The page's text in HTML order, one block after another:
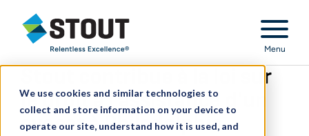
We use cookies and similar technologies to
collect and store information on your device to
operate our site, understand how it is used, and
Stout Relentless Excellence
Menu
Stout contribue à la loi sur
le droit à l'assistance d'un
avocat à Philadelphie